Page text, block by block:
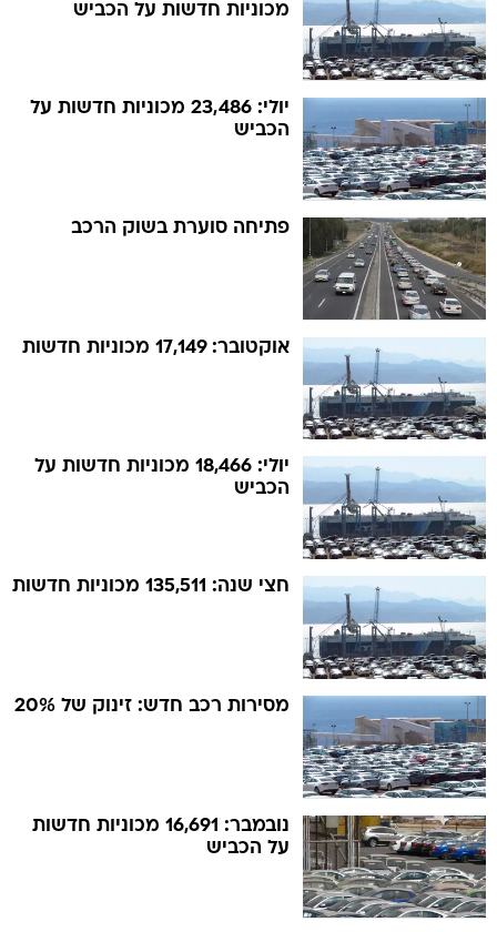
מכוניות חדשות על הכביש
יולי: 23,486 מכוניות חדשות על
הכביש
פתיחה סוערת בשוק הרכב
אוקטובר: 17,149 מכוניות חדשות
יולי: 18,466 מכוניות חדשות על
הכביש
חצי שנה: 135,511 מכוניות חדשות
מסירות רכב חדש: זינוק של 20%
נובמבר: 16,691 מכוניות חדשות
על הכביש